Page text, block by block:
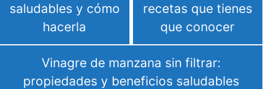
saludables y cómo
hacerla
recetas que tienes
que conocer
Vinagre de manzana sin filtrar:
propiedades y beneficios saludables